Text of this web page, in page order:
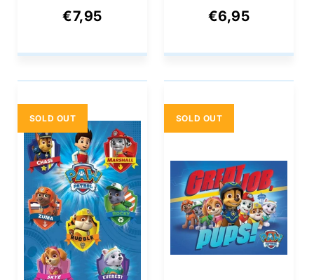
61x91,5cm
€7,95 €6,95
SOLD OUT SOLD OUT